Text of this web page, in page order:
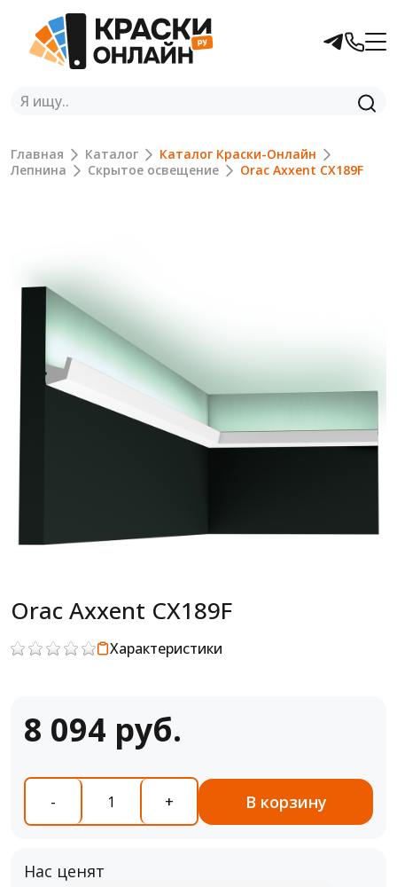
Главная Каталог
Каталог Краски-Онлайн
Лепнина
Скрытое освещение Orac Axxent CX189F
Orac Axxent CX189F
Характеристики
8 094 руб.
- + В корзину
Нас ценят